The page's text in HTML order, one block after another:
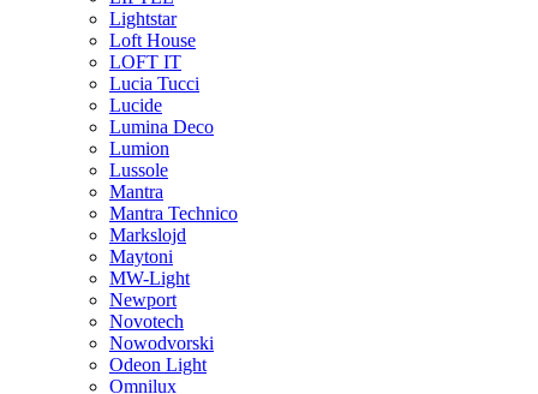
Lightstar
Loft House
LOFT IT
Lucia Tucci
Lucide
Lumina Deco
Lumion
Lussole
Mantra
Mantra Technico
Markslojd
Maytoni
MW-Light
Newport
Novotech
Nowodvorski
Odeon Light
Omnilux